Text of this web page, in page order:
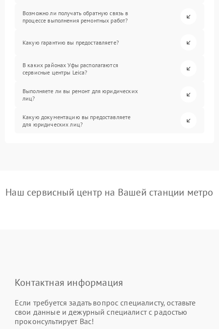
Возможно ли получать обратную связь в
процессе выполнения ремонтных работ?
Какую гарантию вы предоставляете?
В каких районах Уфы располагаются
сервисные центры Leica?
Выполняете ли вы ремонт для юридических
лиц?
Какую документацию вы предоставляете
для юридических лиц?
Наш сервисный центр на Вашей станции метро
Контактная информация
Если требуется задать вопрос специалисту, оставьте
свои данные и дежурный специалист с радостью
проконсультирует Вас!